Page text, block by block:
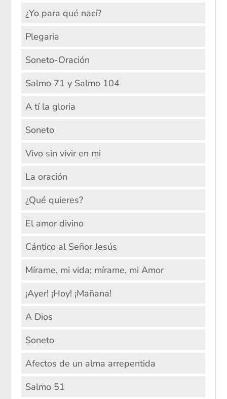
¿Yo para qué nací?
Plegaria
Soneto-Oración
Salmo 71 y Salmo 104
A tí la gloria
Soneto
Vivo sin vivir en mi
La oración
¿Qué quieres?
El amor divino
Cántico al Señor Jesús
Mírame, mi vida; mírame, mi Amor
¡Ayer! ¡Hoy! ¡Mañana!
A Dios
Soneto
Afectos de un alma arrepentida
Salmo 51